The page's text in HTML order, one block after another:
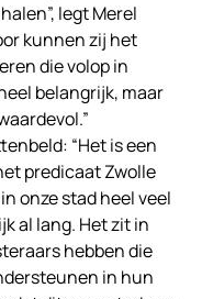
legt Merel
kunnen zij het
die volop in
belangrijk, maar
“Het is een
predicaat Zwolle
onze stad heel veel
al lang. Het zit in
hebben die
in hun